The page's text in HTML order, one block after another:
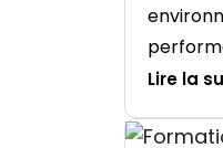
Lire la